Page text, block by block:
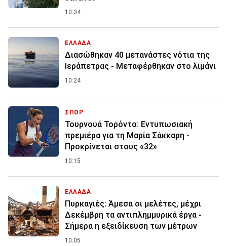
10:34
ΕΛΛΑΔΑ
Διασώθηκαν 40 μετανάστες νότια της
Ιεράπετρας - Μεταφέρθηκαν στο λιμάνι
10:24
ΣΠΟΡ
Τουρνουά Τορόντο: Εντυπωσιακή
πρεμιέρα για τη Μαρία Σάκκαρη -
Προκρίνεται στους «32»
10:15
ΕΛΛΑΔΑ
Πυρκαγιές: Άμεσα οι μελέτες, μέχρι
Δεκέμβρη τα αντιπλημμυρικά έργα -
Σήμερα η εξειδίκευση των μέτρων
10:05